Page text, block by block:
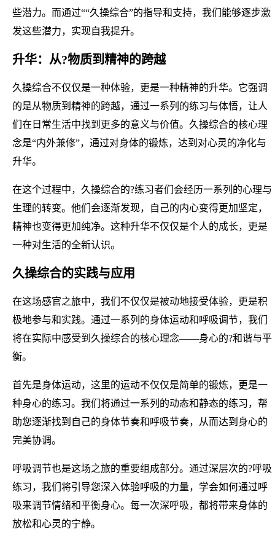
些潜力。而通过““久操综合”的指导和支持，我们能够逐步激
发这些潜力，实现自我提升。
升华：从?物质到精神的跨越
久操综合不仅仅是一种体验，更是一种精神的升华。它强调
的是从物质到精神的跨越，通过一系列的练习与体悟，让人
们在日常生活中找到更多的意义与价值。久操综合的核心理
念是“内外兼修”，通过对身体的锻炼，达到对心灵的净化与
升华。
在这个过程中，久操综合的?练习者们会经历一系列的心理与
生理的转变。他们会逐渐发现，自己的内心变得更加坚定，
精神也变得更加纯净。这种升华不仅仅是个人的成长，更是
一种对生活的全新认识。
久操综合的实践与应用
在这场感官之旅中，我们不仅仅是被动地接受体验，更是积
极地参与和实践。通过一系列的身体运动和呼吸调节，我们
将在实际中感受到久操综合的核心理念——身心的?和谐与平
衡。
首先是身体运动，这里的运动不仅仅是简单的锻炼，更是一
种身心的练习。我们将通过一系列的动态和静态的练习，帮
助您逐渐找到自己的身体节奏和呼吸节奏，从而达到身心的
完美协调。
呼吸调节也是这场之旅的重要组成部分。通过深层次的?呼吸
练习，我们将引导您深入体验呼吸的力量，学会如何通过呼
吸来调节情绪和平衡身心。每一次深呼吸，都将带来身体的
放松和心灵的宁静。